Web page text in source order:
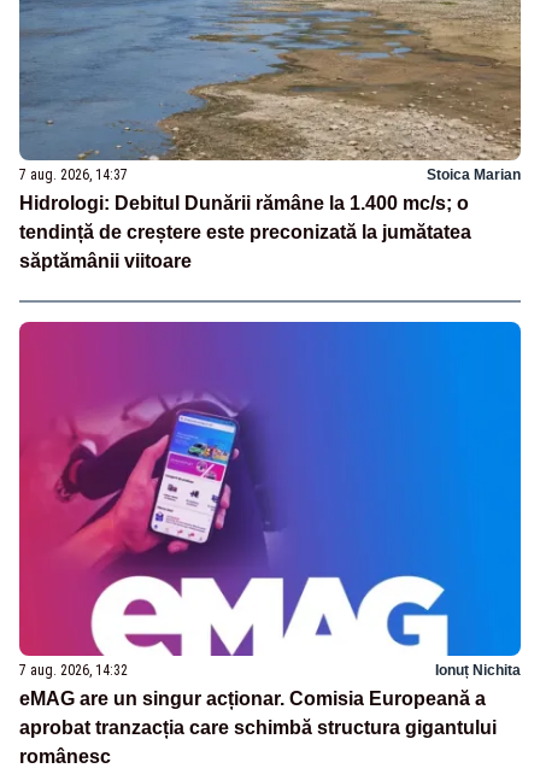
7 aug. 2026, 14:37 Stoica Marian
Hidrologi: Debitul Dunării rămâne la 1.400 mc/s; o
tendință de creștere este preconizată la jumătatea
săptămânii viitoare
7 aug. 2026, 14:32 Ionuț Nichita
eMAG are un singur acționar. Comisia Europeană a
aprobat tranzacția care schimbă structura gigantului
românesc